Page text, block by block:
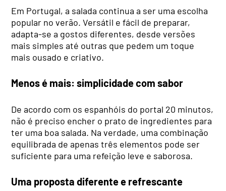
Em Portugal, a salada continua a ser uma escolha
popular no verão. Versátil e fácil de preparar,
adapta-se a gostos diferentes, desde versões
mais simples até outras que pedem um toque
mais ousado e criativo.
Menos é mais: simplicidade com sabor
De acordo com os espanhóis do portal 20 minutos,
não é preciso encher o prato de ingredientes para
ter uma boa salada. Na verdade, uma combinação
equilibrada de apenas três elementos pode ser
suficiente para uma refeição leve e saborosa.
Uma proposta diferente e refrescante